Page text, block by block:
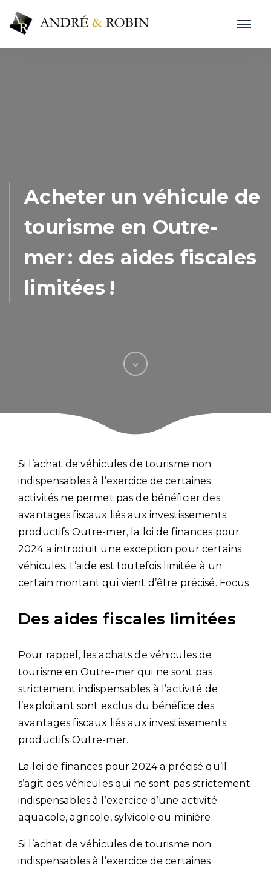
Acheter un véhicule de
tourisme en Outre-
mer : des aides fiscales
limitées !
Si l’achat de véhicules de tourisme non
indispensables à l’exercice de certaines
activités ne permet pas de bénéficier des
avantages fiscaux liés aux investissements
productifs Outre-mer, la loi de finances pour
2024 a introduit une exception pour certains
véhicules. L’aide est toutefois limitée à un
certain montant qui vient d’être précisé. Focus.
Des aides fiscales limitées
Pour rappel, les achats de véhicules de
tourisme en Outre-mer qui ne sont pas
strictement indispensables à l’activité de
l’exploitant sont exclus du bénéfice des
avantages fiscaux liés aux investissements
productifs Outre-mer.
La loi de finances pour 2024 a précisé qu’il
s’agit des véhicules qui ne sont pas strictement
indispensables à l’exercice d’une activité
aquacole, agricole, sylvicole ou minière.
Si l’achat de véhicules de tourisme non
indispensables à l’exercice de certaines